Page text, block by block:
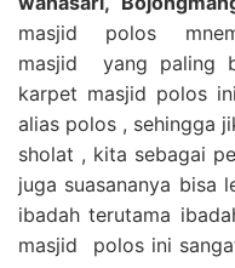
masjid polos
masjid yang paling
karpet masjid polos
alias polos , sehingga
sholat , kita sebagai
juga suasananya bisa
ibadah terutama
masjid polos ini